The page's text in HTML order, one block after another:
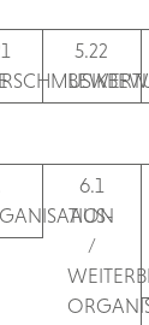
5.22
6.1
AUS-
/